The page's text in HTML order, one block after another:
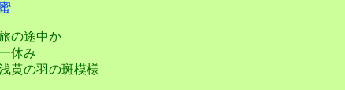
の途中か
休み
黄の羽の斑模様